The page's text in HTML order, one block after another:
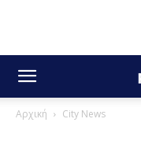
Αρχική City News